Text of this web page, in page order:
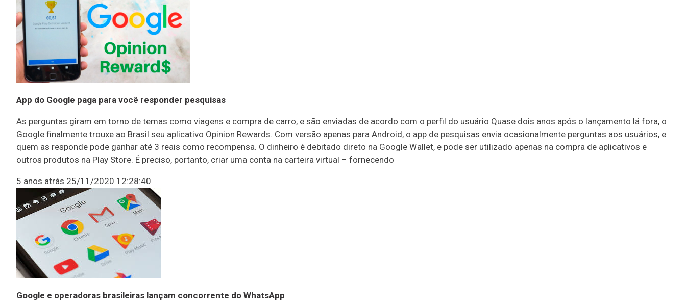
App do Google paga para você responder pesquisas
As perguntas giram em torno de temas como viagens e compra de carro, e são enviadas de acordo com o perfil do usuário Quase dois anos após o lançamento lá fora, o
Google finalmente trouxe ao Brasil seu aplicativo Opinion Rewards. Com versão apenas para Android, o app de pesquisas envia ocasionalmente perguntas aos usuários, e
quem as responde pode ganhar até 3 reais como recompensa. O dinheiro é debitado direto na Google Wallet, e pode ser utilizado apenas na compra de aplicativos e
outros produtos na Play Store. É preciso, portanto, criar uma conta na carteira virtual – fornecendo
5 anos atrás 25/11/2020 12:28:40
Google e operadoras brasileiras lançam concorrente do WhatsApp